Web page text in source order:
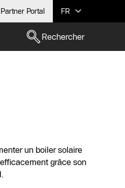
Partner Portal FR
Rechercher
un boiler solaire
grâce son